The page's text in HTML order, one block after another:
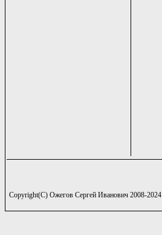
Copyright(C) Ожегов Сергей Иванович 2008-2024